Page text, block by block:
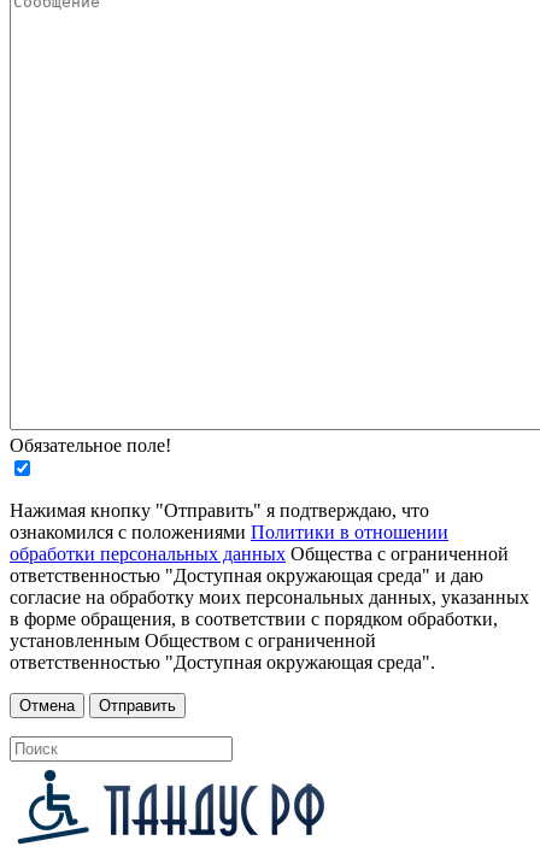
Обязательное поле!
Нажимая кнопку "Отправить" я подтверждаю, что
ознакомился с положениями Политики в отношении
обработки персональных данных Общества с ограниченной
ответственностью "Доступная окружающая среда" и даю
согласие на обработку моих персональных данных, указанных
в форме обращения, в соответствии с порядком обработки,
установленным Обществом с ограниченной
ответственностью "Доступная окружающая среда".